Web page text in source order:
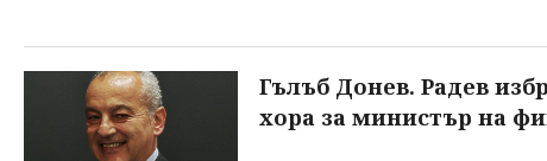
Гълъб Донев. Радев
хора за министър на